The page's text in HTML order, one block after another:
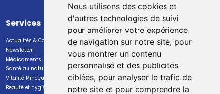
Nous utilisons des cookies et
d'autres technologies de suivi
pour améliorer votre expérience
de navigation sur notre site, pour
vous montrer un contenu
personnalisé et des publicités
ciblées, pour analyser le trafic de
notre site et pour comprendre la
Services
Actualités & Conseils
Newsletter
Médicaments
Santé au naturel
Vitalité Minceur Nutrition
Beauté et hygiène
Paiement
Paiement sécurisé